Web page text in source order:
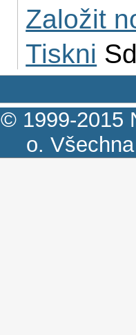
Založit
Tiskni
© 1999-2015
o.